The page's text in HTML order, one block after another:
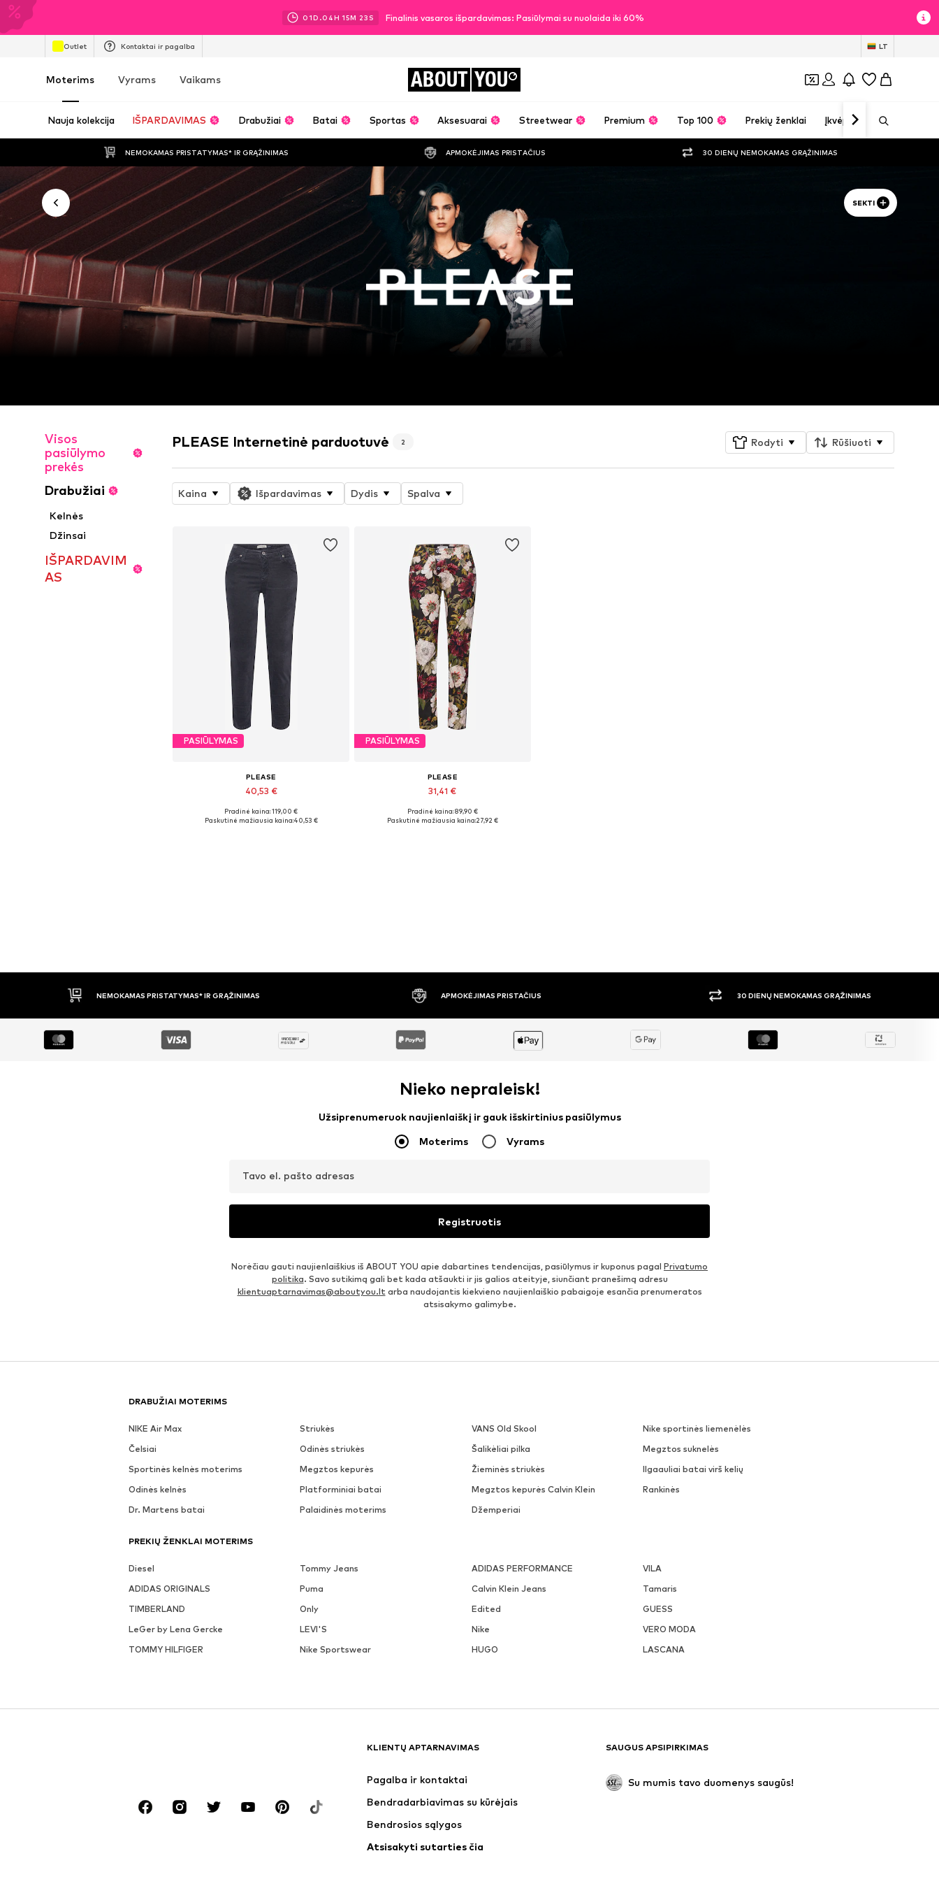
01D.04H 15M 22 S Finalinis vasaros išpardavimas: Pasiūlymai su nuolaida iki 60%
Outlet Kontaktai ir pagalba LT
Moterims Vyrams Vaikams ABOUT YOU
Nauja kolekcija IŠPARDAVIMAS Drabužiai Batai Sportas Aksesuarai Streetwear Premium Top 100 Prekių ženklai Įkvėpimas
NEMOKAMAS PRISTATYMAS* IR GRĄŽINIMAS APMOKĖJIMAS PRISTAČIUS 30 DIENŲ NEMOKAMAS GRĄŽINIMAS
SEKTI
Visos
pasiūlymo
prekės
Drabužiai
Kelnės
Džinsai
IŠPARDAVIM
AS
PLEASE Internetinė parduotuvė 2 Rodyti Rūšiuoti
Kaina Išpardavimas Dydis Spalva
PASIŪLYMAS
PLEASE
40,53 €
Galimi dydžiai: 24
Pradinė kaina: 119,00 €
Paskutinė mažiausia kaina:40,53 €
PASIŪLYMAS
PLEASE
31,41 €
Galimi dydžiai: 36
Pradinė kaina: 89,90 €
Paskutinė mažiausia kaina:27,92 €
APMOKĖJIMAS PRISTAČIUS 30 DIENŲ NEMOKAMAS GRĄŽINIMAS DIDELIS PASIRINKIMAS
Nieko nepraleisk!
Užsiprenumeruok naujienlaiškį ir gauk išskirtinius pasiūlymus
Moterims Vyrams
Tavo el. pašto adresas
Registruotis
Norėčiau gauti naujienlaiškius iš ABOUT YOU apie dabartines tendencijas, pasiūlymus ir kuponus pagal Privatumo
politika. Savo sutikimą gali bet kada atšaukti ir jis galios ateityje, siunčiant pranešimą adresu
klientuaptarnavimas@aboutyou.ltarba naudojantis kiekvieno naujienlaiškio pabaigoje esančia prenumeratos
atsisakymo galimybe.
DRABUŽIAI MOTERIMS
NIKE Air Max Striukės VANS Old Skool
Nike sportinės liemenėlės
Čelsiai
Odinės striukės Šalikėliai pilka
Megztos suknelės
Sportinės kelnės moterims
Megztos kepurės Žieminės striukės
Ilgaauliai batai virš kelių
Odinės kelnės
Platforminiai batai Megztos kepurės Calvin Klein
Rankinės
Dr. Martens batai
Palaidinės moterims Džemperiai
PREKIŲ ŽENKLAI MOTERIMS
Diesel Tommy Jeans ADIDAS PERFORMANCE
VILA
ADIDAS ORIGINALS
Puma Calvin Klein Jeans
Tamaris
TIMBERLAND
Only Edited
GUESS
LeGer by Lena Gercke
LEVI'S Nike
VERO MODA
TOMMY HILFIGER
Nike Sportswear HUGO LASCANA
KLIENTŲ APTARNAVIMAS
Pagalba ir kontaktai
Bendradarbiavimas su kūrėjais
Bendrosios sąlygos
Atsisakyti sutarties čia
SAUGUS APSIPIRKIMAS
Su mumis tavo duomenys saugūs!